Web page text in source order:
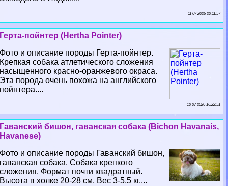
11 07 2026 20:11:57
Герта-пойнтер (Hertha Pointer)
Фото и описание породы Герта-пойнтер.
Крепкая собака атлетического сложения
насыщенного красно-оранжевого окраса.
Эта порода очень похожа на английского
пойнтера....
10 07 2026 16:22:51
Гаванский бишон, гаванская собака (Bichon Havanais,
Havanese)
Фото и описание породы Гаванский бишон,
гаванская собака. Собака крепкого
сложения. Формат почти квадратный.
Высота в холке 20-28 см. Вес 3-5,5 кг....